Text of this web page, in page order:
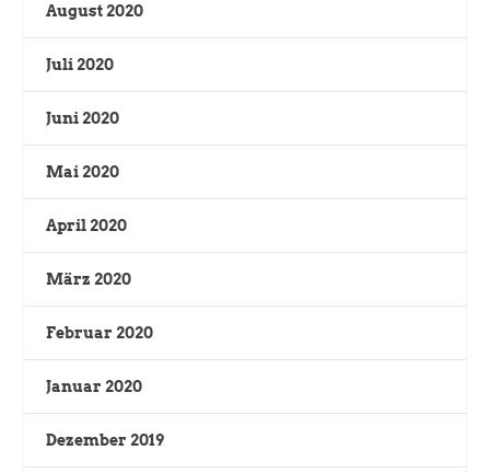
August 2020
Juli 2020
Juni 2020
Mai 2020
April 2020
März 2020
Februar 2020
Januar 2020
Dezember 2019